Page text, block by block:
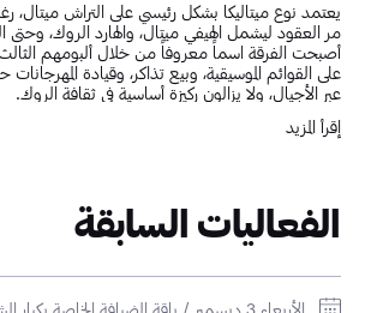
يعتمد نوع ميتاليكا بشكل رئيسي على التراش
مر العقود ليشمل الهيفي ميتال، والهارد الروك، وحتى
أصبحت الفرقة اسماً معروفاً من خلال ألبومهم
على القوائم الموسيقية، وبيع تذاكر، وقيادة المهرجانات
عبر الأجيال، ولا يزالون ركيزة أساسية في ثقافة الروك.
تذاكر لعروضهم المليئة بالطاقة.
تم أيضًا استخدام موسيقى الفرقة كأغاني رئيسية في
السينمائي للتمرد والقوة.
إقرأ المزيد
الفعاليات السابقة